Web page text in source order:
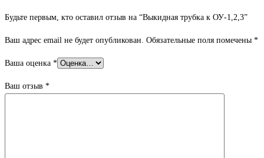
Будьте первым, кто оставил отзыв на “Выкидная трубка к ОУ-1,2,3”
Ваш адрес email не будет опубликован. Обязательные поля помечены *
Ваша оценка *
Ваш отзыв *